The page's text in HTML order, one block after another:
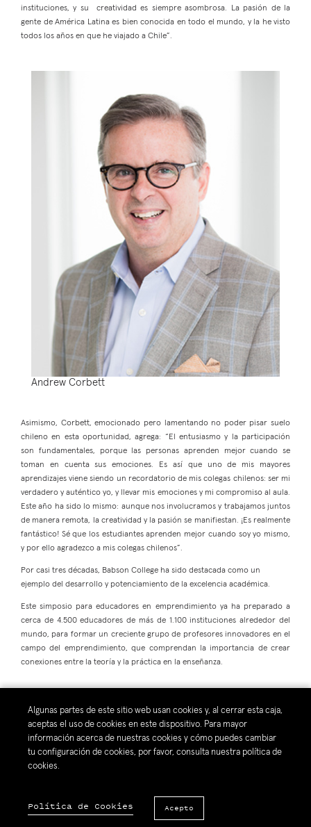
instituciones, y su creatividad es siempre asombrosa. La pasión de la
gente de América Latina es bien conocida en todo el mundo, y la he visto
todos los años en que he viajado a Chile”.
Andrew Corbett
Asimismo, Corbett, emocionado pero lamentando no poder pisar suelo
chileno en esta oportunidad, agrega: “El entusiasmo y la participación
son fundamentales, porque las personas aprenden mejor cuando se
toman en cuenta sus emociones. Es así que uno de mis mayores
aprendizajes viene siendo un recordatorio de mis colegas chilenos: ser mi
verdadero y auténtico yo, y llevar mis emociones y mi compromiso al aula.
Este año ha sido lo mismo: aunque nos involucramos y trabajamos juntos
de manera remota, la creatividad y la pasión se manifiestan. ¡Es realmente
fantástico! Sé que los estudiantes aprenden mejor cuando soy yo mismo,
y por ello agradezco a mis colegas chilenos”.
Por casi tres décadas, Babson College ha sido destacada como un
ejemplo del desarrollo y potenciamiento de la excelencia académica.
Este simposio para educadores en emprendimiento ya ha preparado a
cerca de 4.500 educadores de más de 1.100 instituciones alrededor del
mundo, para formar un creciente grupo de profesores innovadores en el
campo del emprendimiento, que comprendan la importancia de crear
conexiones entre la teoría y la práctica en la enseñanza.
Compartir:
Algunas partes de este sitio web usan cookies y, al cerrar esta caja,
aceptas el uso de cookies en este dispositivo. Para mayor
información acerca de nuestras cookies y cómo puedes cambiar
tu configuración de cookies, por favor, consulta nuestra política de
cookies.
Política de Cookies Acepto